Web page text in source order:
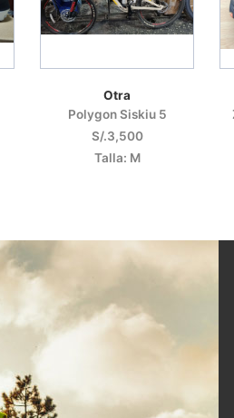
Otra
Polygon Siskiu 5
S/.3,500
Talla: M